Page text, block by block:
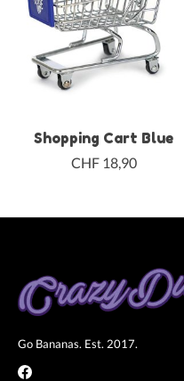
Shopping Cart Blue
CHF 18,90
Go Bananas. Est. 2017.